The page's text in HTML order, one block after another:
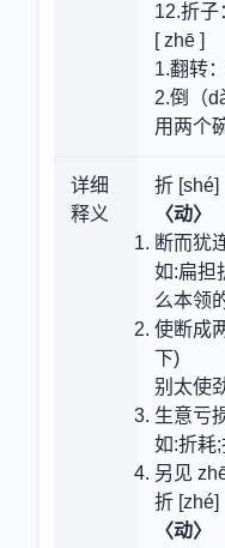
12.折子
[ zhē ]
1.翻转
2.倒（
用两个
详细
释义
折 [shé]
〈动〉
断而犹
如:扁担
么本领
使断成
下)
别太使
生意亏
如:折耗
另见
折 [zhé]
〈动〉